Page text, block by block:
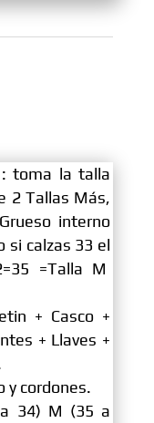
: toma la talla
2 Tallas Más,
interno
si calzas 33 el
=Talla M
+ Casco +
+ Llaves +
y cordones.
34) M (35 a